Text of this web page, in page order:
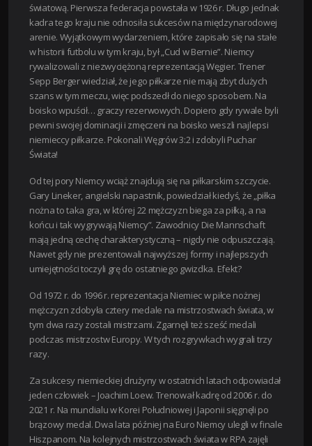
światową. Pierwsza federacja powstała w 1926 r. Długo jednak
kadra tego kraju nie odnosiła sukcesów na międzynarodowej
arenie. Wyjątkowym wydarzeniem, które zapisało się na stałe
w historii futbolu w tym kraju, był „Cud w Bernie”. Niemcy
rywalizowali z niezwyciężoną reprezentacją Węgier. Trener
Sepp Berger wiedział, że jego piłkarze nie mają zbyt dużych
szans w tym meczu, więc podszedł do niego sposobem. Na
boisko wpuścił… graczy rezerwowych. Dopiero gdy rywale byli
pewni swojej dominacji i zmęczeni na boisko weszli najlepsi
niemieccy piłkarze. Pokonali Węgrów 3:2 i zdobyli Puchar
Świata!
Od tej pory Niemcy wciąż znajdują się na piłkarskim szczycie.
Gary Lineker, angielski napastnik, powiedział kiedyś, że „piłka
nożna to taka gra, w której 22 mężczyzn biega za piłką, a na
końcu i tak wygrywają Niemcy”. Zawodnicy Die Mannschaft
mają jedną cechę charakterystyczną – nigdy nie odpuszczają.
Nawet gdy nie prezentowali najwyższej formy i najlepszych
umiejętności toczyli grę do ostatniego gwizdka. Efekt?
Od 1972 r. do 1996 r. reprezentacja Niemiec w piłce nożnej
mężczyzn zdobyła cztery medale na mistrzostwach świata, w
tym dwa razy zostali mistrzami. Zgarnęli też sześć medali
podczas mistrzostw Europy. W tych rozgrywkach wygrali trzy
razy.
Za sukcesy niemieckiej drużyny w ostatnich latach odpowiadał
jeden człowiek – Joachim Loew. Trenował kadrę od 2006 r. do
2021 r. Na mundialu w Korei Południowej i Japonii sięgnęli po
brązowy medal. Dwa lata później na Euro Niemcy ulegli w finale
Hiszpanom. Na kolejnych mistrzostwach świata w RPA zajęli